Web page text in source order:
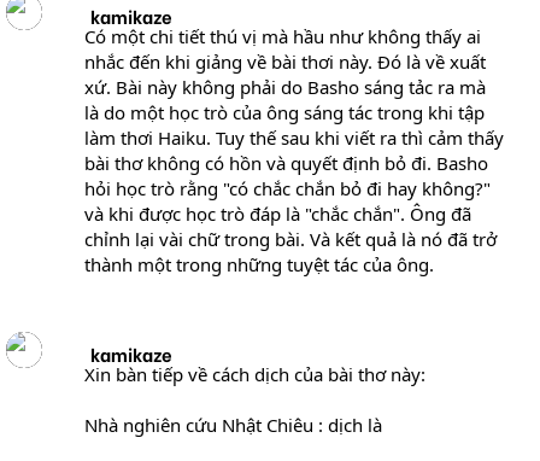
kamikaze
Có một chi tiết thú vị mà hầu như không thấy ai
nhắc đến khi giảng về bài thơi này. Đó là về xuất
xứ. Bài này không phải do Basho sáng tảc ra mà
là do một học trò của ông sáng tác trong khi tập
làm thơi Haiku. Tuy thế sau khi viết ra thì cảm thấy
bài thơ không có hồn và quyết định bỏ đi. Basho
hỏi học trò rằng "có chắc chắn bỏ đi hay không?"
và khi được học trò đáp là "chắc chắn". Ông đã
chỉnh lại vài chữ trong bài. Và kết quả là nó đã trở
thành một trong những tuyệt tác của ông.
kamikaze
Xin bàn tiếp về cách dịch của bài thơ này:
Nhà nghiên cứu Nhật Chiêu : dịch là